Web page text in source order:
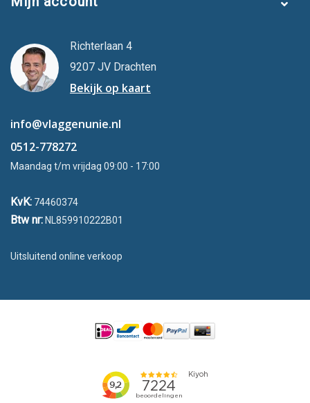
Richterlaan 4
9207 JV Drachten
Bekijk op kaart
info@vlaggenunie.nl
0512-778272
Maandag t/m vrijdag 09:00 - 17:00
KvK: 74460374
Btw nr: NL859910222B01
Uitsluitend online verkoop